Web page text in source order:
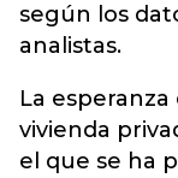
según los
analistas.
La
vivienda
el que se ha